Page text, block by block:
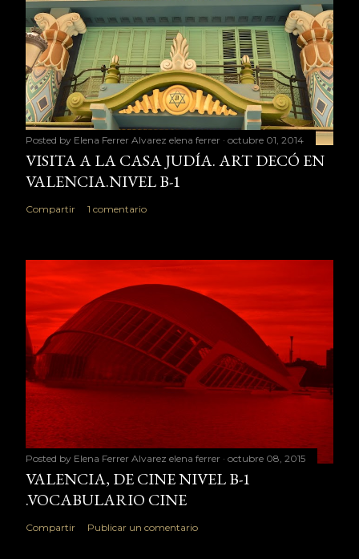
Posted by Elena Ferrer Alvarez elena ferrer octubre 01, 2014
VISITA A LA CASA JUDÍA. ART DECÓ EN
VALENCIA.NIVEL B-1
Compartir 1 comentario
Posted by Elena Ferrer Alvarez elena ferrer octubre 08, 2015
VALENCIA, DE CINE NIVEL B-1
.VOCABULARIO CINE
Compartir Publicar un comentario